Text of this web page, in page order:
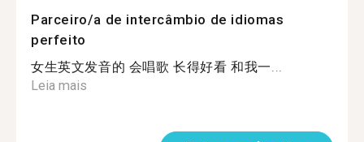
Parceiro/a de intercâmbio de idiomas
perfeito
女生英文发音的 会唱歌 长得好看 和我一...
Leia mais